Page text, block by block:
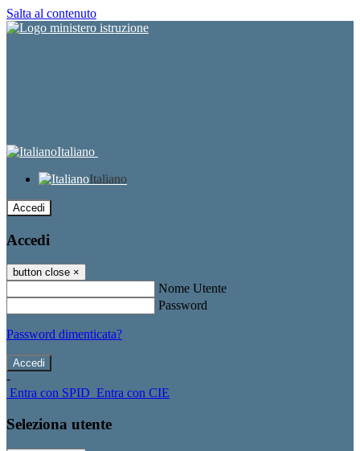
Salta al contenuto
Italiano
Italiano
Accedi
Accedi
button close ×
Nome Utente
Password
Password dimenticata?
-
Entra con SPID Entra con CIE
Seleziona utente